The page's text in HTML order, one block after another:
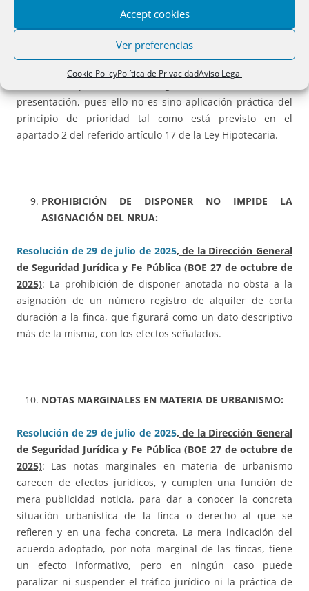
Accept cookies
Ver preferencias
Cookie PolicyPolítica de PrivacidadAviso Legal
aquellos supuestos en que la base gráfica se haya inscrita,
cualquiera de los procedimientos previstos legalmente
para su inscripción y entre tanto éstos no se han
presentación, pues ello no es sino aplicación práctica del
principio de prioridad tal como está previsto en el
apartado 2 del referido artículo 17 de la Ley Hipotecaria.
PROHIBICIÓN DE DISPONER NO IMPIDE LA
ASIGNACIÓN DEL NRUA:
Resolución de 29 de julio de 2025, de la Dirección General
de Seguridad Jurídica y Fe Pública (BOE 27 de octubre de
2025): La prohibición de disponer anotada no obsta a la
asignación de un número registro de alquiler de corta
duración a la finca, que figurará como un dato descriptivo
más de la misma, con los efectos señalados.
NOTAS MARGINALES EN MATERIA DE URBANISMO:
Resolución de 29 de julio de 2025, de la Dirección General
de Seguridad Jurídica y Fe Pública (BOE 27 de octubre de
2025): Las notas marginales en materia de urbanismo
carecen de efectos jurídicos, y cumplen una función de
mera publicidad noticia, para dar a conocer la concreta
situación urbanística de la finca o derecho al que se
refieren y en una fecha concreta. La mera indicación del
acuerdo adoptado, por nota marginal de las fincas, tiene
un efecto informativo, pero en ningún caso puede
paralizar ni suspender el tráfico jurídico ni la práctica de